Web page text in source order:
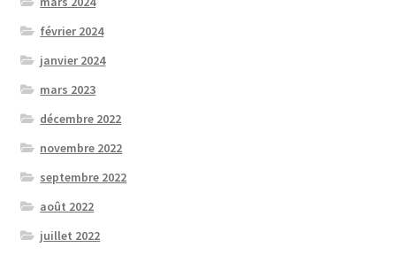
février 2024
janvier 2024
mars 2023
décembre 2022
novembre 2022
septembre 2022
août 2022
juillet 2022